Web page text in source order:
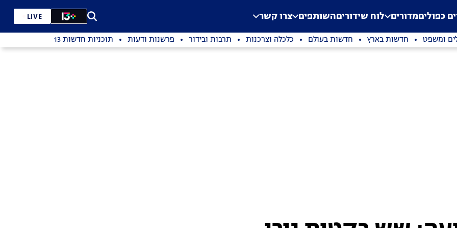
Application error: a
. כפוליםמדורים לוח שידוריםהשותפים צרו קשר LIVE
ומשפט חדשות בארץ חדשות בעולם כלכלה וצרכנות תרבות ובידור פרשנות ודעות תוכניות חדשות 13